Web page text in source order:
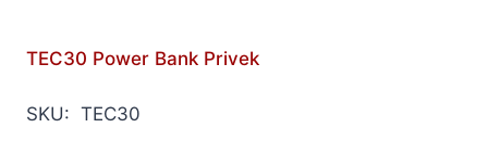
TEC30 Power Bank Privek
SKU: TEC30